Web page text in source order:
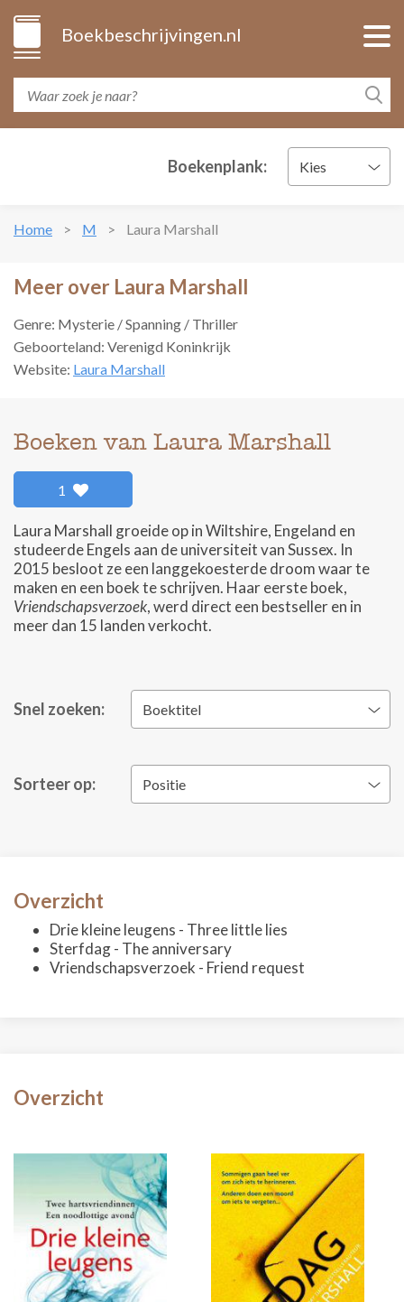
Boekbeschrijvingen.nl
Boekenplank: Kies
Home M Laura Marshall
Meer over Laura Marshall
Genre: Mysterie / Spanning / Thriller
Geboorteland: Verenigd Koninkrijk
Website: Laura Marshall
Boeken van Laura Marshall
1
Laura Marshall groeide op in Wiltshire, Engeland en
studeerde Engels aan de universiteit van Sussex. In
2015 besloot ze een langgekoesterde droom waar te
maken en een boek te schrijven. Haar eerste boek,
Vriendschapsverzoek, werd direct een bestseller en in
meer dan 15 landen verkocht.
Snel zoeken: Boektitel
Sorteer op: Positie
Overzicht
Drie kleine leugens - Three little lies
Sterfdag - The anniversary
Vriendschapsverzoek - Friend request
Overzicht